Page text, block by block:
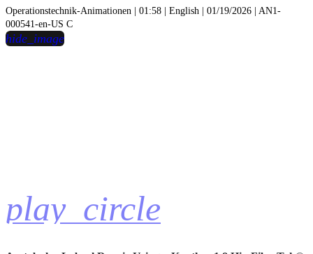
Operationstechnik-Animationen | 01:58 | English | 01/19/2026 | AN1-
000541-en-US C
play_circle
hide_image